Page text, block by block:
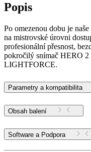
Popis
Po omezenou dobu je
na mistrovské úrovni
profesionální přesnost,
pokročilý snímač HERO 2
LIGHTFORCE.
Parametry a kompatibilita
Obsah balení
Software a Podpora